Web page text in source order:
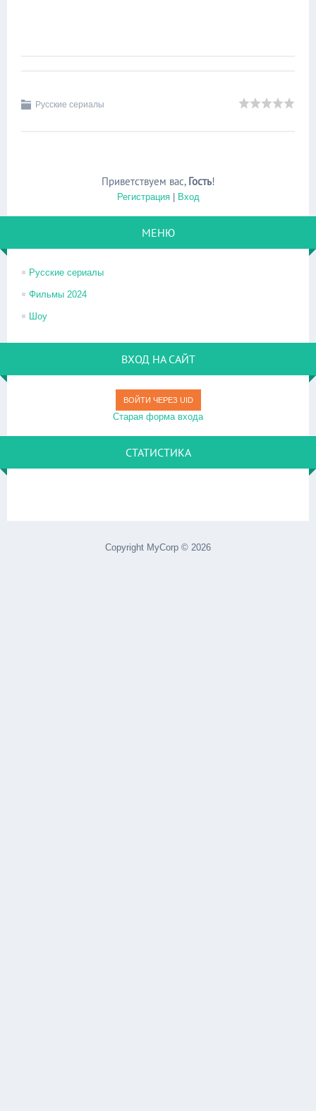
Русские сериалы
Приветствуем вас, Гость!
Регистрация| Вход
МЕНЮ
Русские сериалы
Фильмы 2024
Шоу
ВХОД НА САЙТ
ВОЙТИ ЧЕРЕЗ UID
Старая форма входа
СТАТИСТИКА
Copyright MyCorp © 2026